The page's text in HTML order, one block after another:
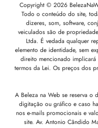
Copyright © 2026
Todo o conteúdo do site,
dizeres, som, software,
veiculados são de
Ltda. É vedada qualquer
elemento de identidade, sem
direito mencionado
termos da Lei. Os preços dos
A Beleza na Web se reserva
digitação ou gráfico e caso
nos e-mails promocionais e
site. Av. Antonio Cândido